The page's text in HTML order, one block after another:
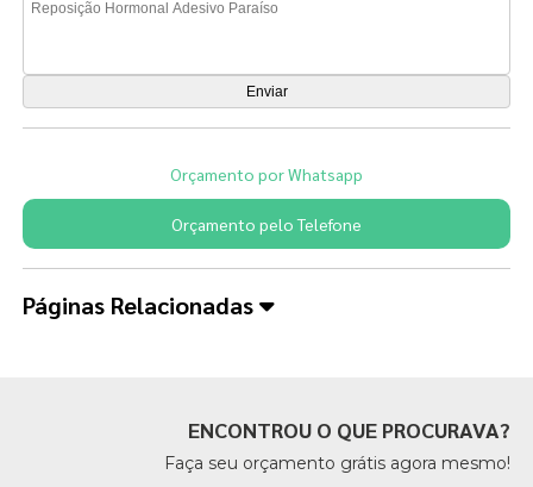
Orçamento por Whatsapp
Orçamento pelo Telefone
Páginas Relacionadas
ENCONTROU O QUE PROCURAVA?
Faça seu orçamento grátis agora mesmo!